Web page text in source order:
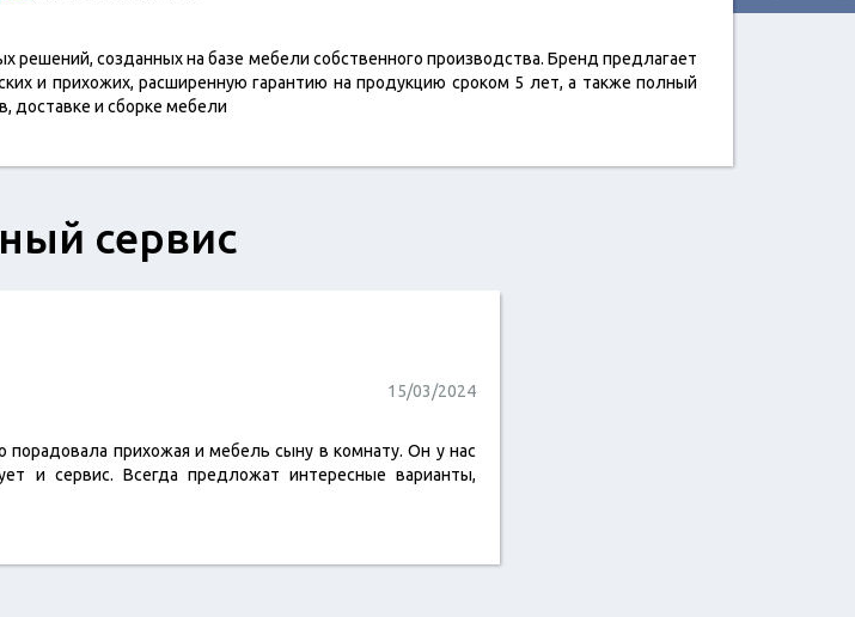
решений, созданных на базе мебели собственного производства. Бренд предлагает
и прихожих, расширенную гарантию на продукцию сроком 5 лет, а также полный
доставке и сборке мебели
сервис
15/03/2024
прихожая и мебель сыну в комнату. Он у нас
и сервис. Всегда предложат интересные варианты,